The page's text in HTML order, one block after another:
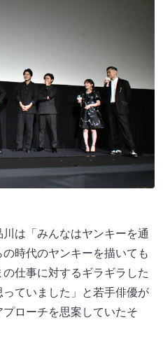
は「みんなはヤンキーを通
時代のヤンキーを描いても
仕事に対するギラギラした
ていました」と若手俳優が
ローチを思案していたそ